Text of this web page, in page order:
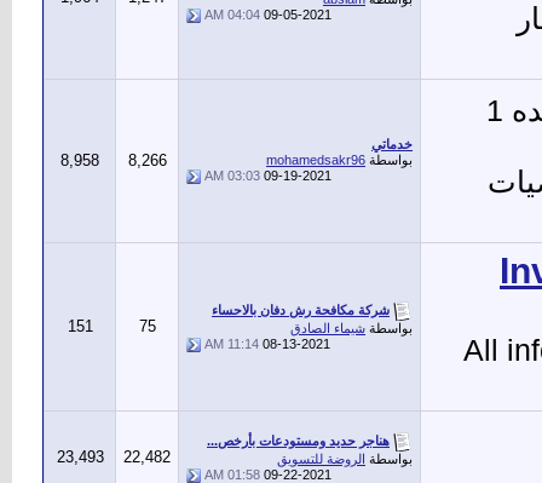
09-05-2021
04:04 AM
(يشاهده 1
خدماتي
بواسطة mohamedsakr96
09-19-2021
03:03 AM
8,266
8,958
All
شركة مكافحة رش دفان بالاحساء
بواسطة شيماء الصادق
08-13-2021
11:14 AM
75
151
هناجر حديد ومستودعات بأرخص...
بواسطة الروضة للتسويق
09-22-2021
01:58 AM
22,482
23,493